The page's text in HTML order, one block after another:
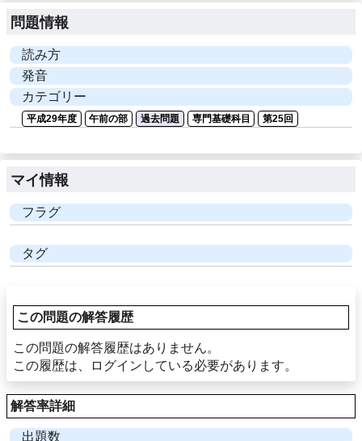
問題情報
読み方
発音
カテゴリー
平成29年度 午前の部 過去問題 専門基礎科目 第25回
マイ情報
フラグ
タグ
この問題の解答履歴
この問題の解答履歴はありません。
この履歴は、ログインしている必要があります。
解答率詳細
出題数